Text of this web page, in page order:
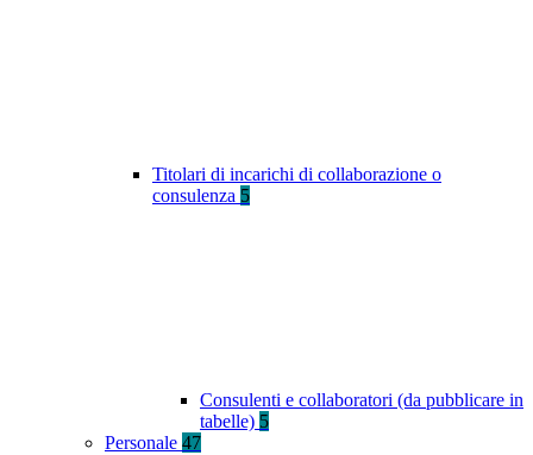
Titolari di incarichi di collaborazione o
consulenza 5
Consulenti e collaboratori (da pubblicare in
tabelle) 5
Personale 47